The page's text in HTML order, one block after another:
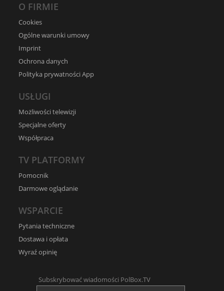
O FIRMIE
Cookies
Ogólne warunki umowy
Imprint
Ochrona danych
Polityka prywatności App
USŁUGI
Możliwości telewizji
Specjalne oferty
Współpraca
TV PLATFORMY
Pomocnik
Darmowe oglądanie
WSPARCIE
Pytania techniczne
Dostawa i opłata
Wyraź opinię
Subskrybować wiadomości PolBox.TV